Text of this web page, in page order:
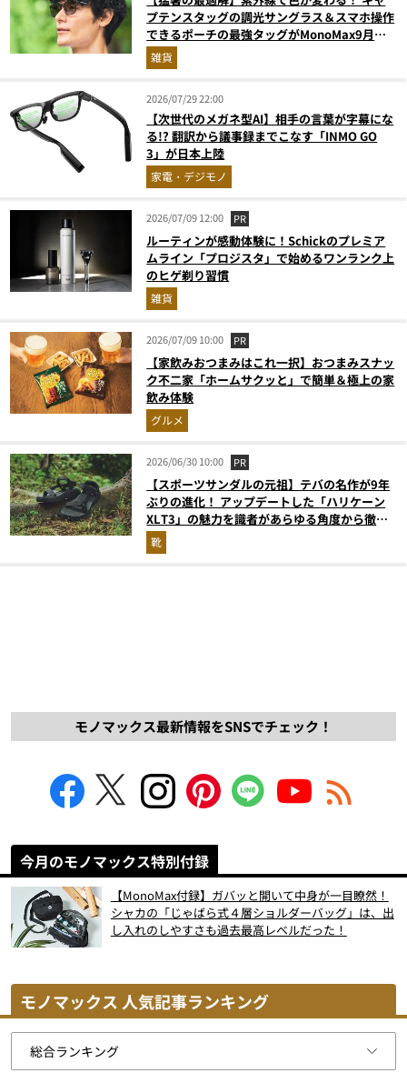
プテンスタッグの調光サングラス＆スマホ操作
できるポーチの最強タッグがMonoMax9月号
増刊付録に登場
雑貨
2026/07/29 22:00
【次世代のメガネ型AI】相手の言葉が字幕にな
る!? 翻訳から議事録までこなす「INMO GO
3」が日本上陸
家電・デジモノ
2026/07/09 12:00 PR
ルーティンが感動体験に！Schickのプレミア
ムライン「プロジスタ」で始めるワンランク上
のヒゲ剃り習慣
雑貨
2026/07/09 10:00 PR
【家飲みおつまみはこれ一択】おつまみスナッ
ク不二家「ホームサクッと」で簡単＆極上の家
飲み体験
グルメ
2026/06/30 10:00 PR
【スポーツサンダルの元祖】テバの名作が9年
ぶりの進化！ アップデートした「ハリケーン
XLT3」の魅力を識者があらゆる角度から徹底
解説！
靴
モノマックス最新情報をSNSでチェック！
今月のモノマックス特別付録
【MonoMax付録】ガバッと開いて中身が一目瞭然！
シャカの「じゃばら式４層ショルダーバッグ」は、出
し入れのしやすさも過去最高レベルだった！
モノマックス 人気記事ランキング